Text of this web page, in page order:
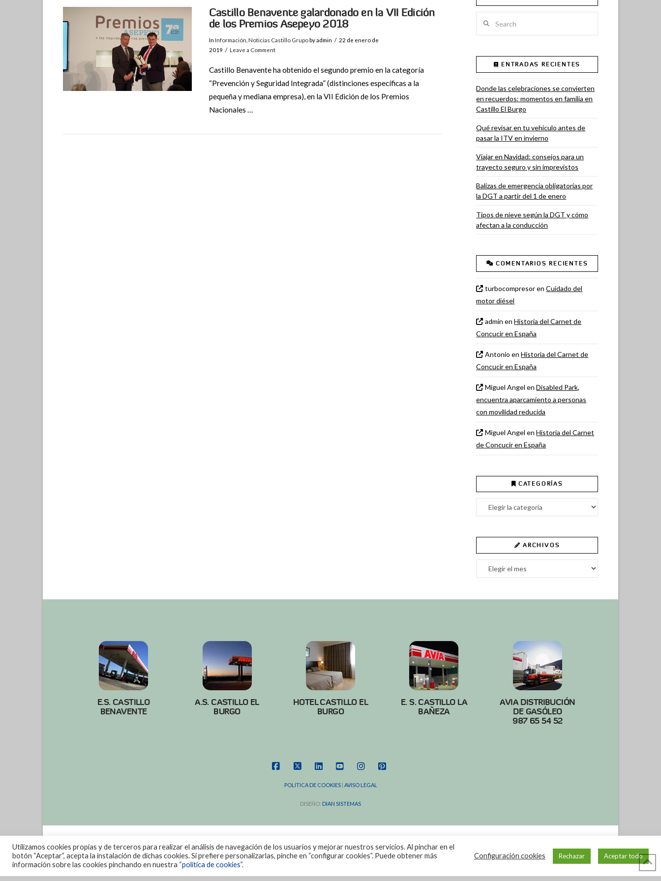
Castillo Benavente galardonado en la VII Edición
de los Premios Asepeyo 2018
In Información Noticias Castillo Grupoby admin
22 de enero de
2019
Leave a Comment
Castillo Benavente ha obtenido el segundo premio en la categoría
“Prevención y Seguridad Integrada” (distinciones específicas a la
pequeña y mediana empresa), en la VII Edición de los Premios
Nacionales …
ENTRADAS RECIENTES
Donde las celebraciones se convierten
en recuerdos: momentos en familia en
Castillo El Burgo
Qué revisar en tu vehículo antes de
pasar la ITV en invierno
Viajar en Navidad: consejos para un
trayecto seguro y sin imprevistos
Balizas de emergencia obligatorias por
la DGT a partir del 1 de enero
Tipos de nieve según la DGT y cómo
afectan a la conducción
COMENTARIOS RECIENTES
turbocompresorenCuidado del
motor diésel
admin enHistoria del Carnet de
Concucir en España
Antonio enHistoria del Carnet de
Concucir en España
Miguel Angel enDisabled Park,
encuentra aparcamiento a personas
con movilidad reducida
Miguel Angel enHistoria del Carnet
de Concucir en España
CATEGORÍAS
Categorías
ARCHIVOS
Archivos
E.S. CASTILLO
BENAVENTE
A.S. CASTILLO EL
BURGO
HOTEL CASTILLO EL
BURGO
E. S. CASTILLO LA
BAÑEZA
AVIA DISTRIBUCIÓN
DE GASÓLEO
987 65 54 52
POLITICA DE COOKIES| AVISO LEGAL
DISEÑO: DIAN SISTEMAS
Utilizamos cookies propias y de terceros para realizar el análisis de navegación de los usuarios y mejorar nuestros servicios. Al pinchar en el
botón “Aceptar”, acepta la instalación de dichas cookies. Si prefiere personalizarlas, pinche en “configurar cookies”. Puede obtener más
información sobre las cookies pinchando en nuestra “política de cookies”.
Configuración cookies Rechazar Aceptar todo